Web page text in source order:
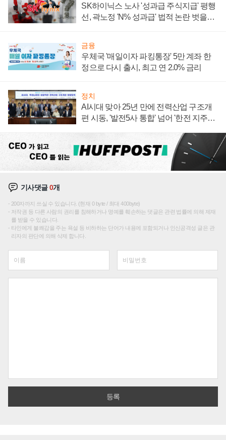
SK하이닉스 노사 '성과급 주식지급' 평행
선, 곽노정 'N% 성과급' 법적 논란 벗을지
금융
우체국 '매일이자 파킹통장' 5만 계좌 한
정으로 다시 출시, 최고 연 2.0% 금리
정치
AI시대 맞아 25년 만에 전력산업 구조개
편 시동, '발전5사 통합' 넘어 '한전 지주사'
기사댓글0개
200자까지 쓰실 수 있습니다. (현재 0 byte / 최대 400byte)
저작권 등 다른 사람의 권리를 침해하거나 명예를 훼손하는 댓글은 관련 법률에 의해 제재
를 받을 수 있습니다.
타인에게 불쾌감을 주는 욕설 등 비하하는 단어가 내용에 포함되거나 인신공격성 글은 관
리자의 판단에 의해 삭제 합니다.